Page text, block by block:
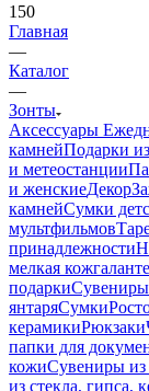
150
Главная
—
Каталог
—
Зонты
Аксессуары
камнейПодарки
и метеостанции
и женскиеДекор
камнейСумки
мультфильмов
принадлежности
мелкая
подаркиСувениры
янтаряСумки
керамикиРюкзаки
папки для
кожиСувениры из
из стекла, гипса,